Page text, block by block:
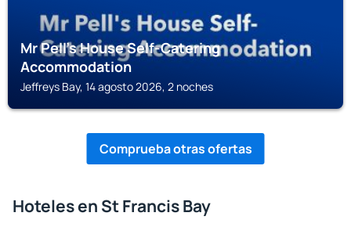
Mr Pell's House Self-Catering
Accommodation
Jeffreys Bay, 14 agosto 2026, 2 noches
Comprueba otras ofertas
Hoteles en St Francis Bay